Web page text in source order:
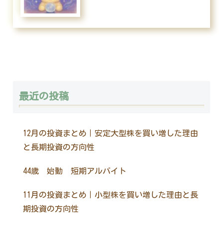
最近の投稿
12月の投資まとめ｜安定大型株を買い増した理由
と長期投資の方向性
44歳 始動 短期アルバイト
11月の投資まとめ｜小型株を買い増した理由と長
期投資の方向性